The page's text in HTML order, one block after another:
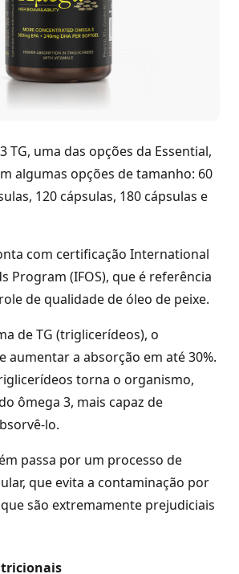
TG, uma das opções da Essential,
algumas opções de tamanho: 60
120 cápsulas, 180 cápsulas e
com certificação International
Program (IFOS), que é referência
de qualidade de óleo de peixe.
de TG (triglicerídeos), o
aumentar a absorção em até 30%.
torna o organismo,
ômega 3, mais capaz de
lo.
passa por um processo de
que evita a contaminação por
são extremamente prejudiciais